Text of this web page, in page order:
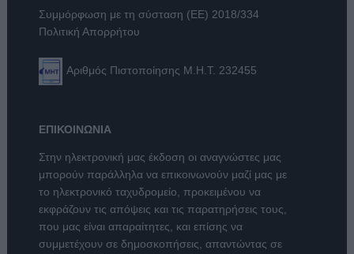
Συμμόρφωση με τη σύσταση (ΕΕ) 2018/334
Πολιτική Απορρήτου
Αριθμός Πιστοποίησης Μ.Η.Τ. 232455
ΕΠΙΚΟΙΝΩΝΙΑ
Στην ηλεκτρονική μας έκδοση οι αναγνώστες μας
μπορούν παράλληλα να επικοινωνούν μαζί μας με
το ηλεκτρονικό ταχυδρομείο, προκειμένου να
εκφράζουν τις απόψεις και τις παρατηρήσεις τους,
που μας είναι απαραίτητες, και επίσης να
συμμετέχουν σε δημοσκοπήσεις, απαντώντας σε